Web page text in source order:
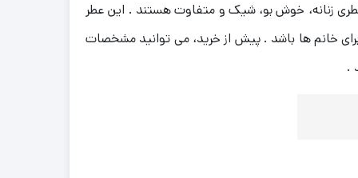
عطری زنانه، خوش‌ بو، شیک و متفاوت هستند . این عطر
خانم‌ ها باشد . پیش از خرید، می‌ توانید مشخصات
.